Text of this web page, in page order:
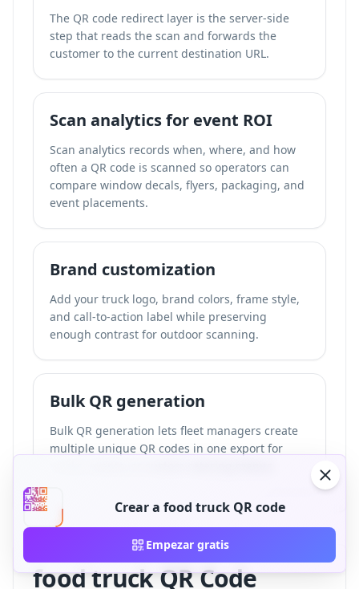
The QR code redirect layer is the server-side
step that reads the scan and forwards the
customer to the current destination URL.
Scan analytics for event ROI
Scan analytics records when, where, and how
often a QR code is scanned so operators can
compare window decals, flyers, packaging, and
event placements.
Brand customization
Add your truck logo, brand colors, frame style,
and call-to-action label while preserving
enough contrast for outdoor scanning.
Bulk QR generation
Bulk QR generation lets fleet managers create
multiple unique QR codes in one export for
food truck QR Code
Crear a food truck QR code
Empezar gratis